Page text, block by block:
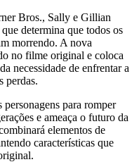
Bros., Sally e Gillian
determina que todos os
morrendo. A nova
no filme original e coloca
necessidade de enfrentar a
perdas.
para romper
e ameaça o futuro da
elementos de
características que